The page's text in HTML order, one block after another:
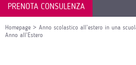
PRENOTA CONSULENZA
Homepage > Anno scolastico all’estero in una
Anno all’Estero